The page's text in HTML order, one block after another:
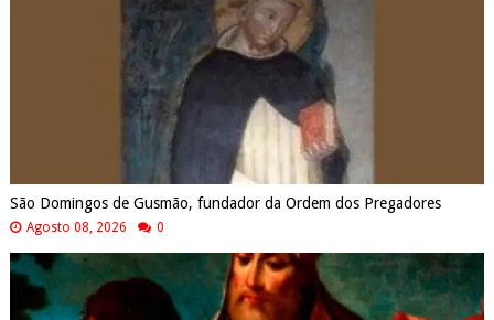
São Domingos de Gusmão, fundador da Ordem dos Pregadores
Agosto 08, 2026 0